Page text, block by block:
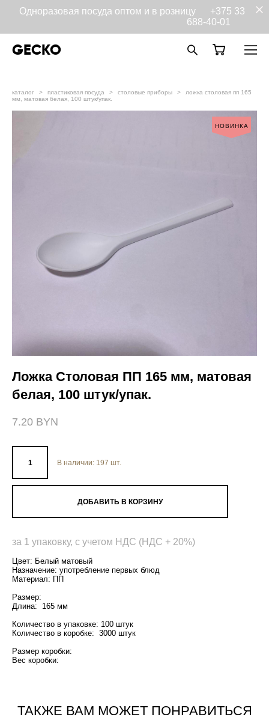
Одноразовая посуда оптом и в розницу +375 33
688-40-01
GECKO
каталог > пластиковая посуда > столовые приборы >
ложка столовая пп 165
мм, матовая белая, 100 штук/упак.
НОВИНКА
Ложка Столовая ПП 165 мм, матовая
белая, 100 штук/упак.
7.20 BYN
В наличии: 197 шт.
ДОБАВИТЬ В КОРЗИНУ
за 1 упаковку, с учетом НДС (НДС + 20%)
Цвет: Белый матовый
Назначение: употребление первых блюд
Материал: ПП
Размер:
Длина: 165 мм
Количество в упаковке: 100 штук
Количество в коробке: 3000 штук
Размер коробки:
Вес коробки:
ТАКЖЕ ВАМ МОЖЕТ ПОНРАВИТЬСЯ